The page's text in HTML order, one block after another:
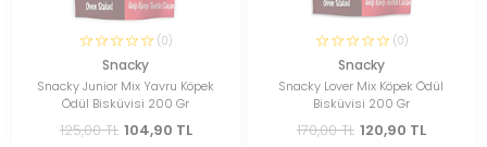
(0)
Snacky
Snacky Junior Mix Yavru Köpek
Ödül Bisküvisi 200 Gr
125,00 TL 104,90 TL
(0)
Snacky
Snacky Lover Mix Köpek Ödül
Bisküvisi 200 Gr
170,00 TL 120,90 TL